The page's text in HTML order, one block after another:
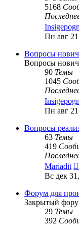
5168
Пн авг
Вопросы
Вопросы
90 Темы
1045
Пн авг
Вопросы
63 Темы
419
Mariadit
Вс дек
Форум для
Закрытый
29 Темы
392